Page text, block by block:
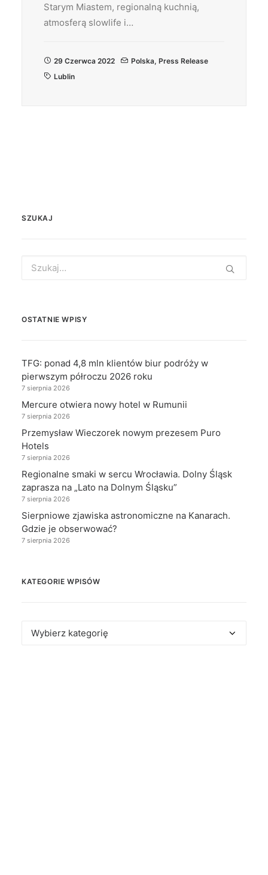
Starym Miastem, regionalną kuchnią,
atmosferą slowlife i…
29 Czerwca 2022 Polska, Press Release
Lublin
SZUKAJ
for:
OSTATNIE WPISY
TFG: ponad 4,8 mln klientów biur podróży w
pierwszym półroczu 2026 roku
7 sierpnia 2026
Mercure otwiera nowy hotel w Rumunii
7 sierpnia 2026
Przemysław Wieczorek nowym prezesem Puro
Hotels
7 sierpnia 2026
Regionalne smaki w sercu Wrocławia. Dolny Śląsk
zaprasza na „Lato na Dolnym Śląsku”
7 sierpnia 2026
Sierpniowe zjawiska astronomiczne na Kanarach.
Gdzie je obserwować?
7 sierpnia 2026
KATEGORIE WPISÓW
Kategorie